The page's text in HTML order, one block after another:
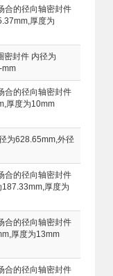
合的径向轴密封件
厚度为
密封件 内径为
mm
合的径向轴密封件
厚度为10mm
为628.65mm,外径
合的径向轴密封件
厚度为
合的径向轴密封件
厚度为13mm
合的径向轴密封件